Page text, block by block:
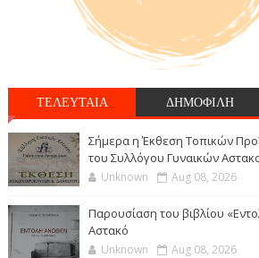
ΤΕΛΕΥΤΑΙΑ ΔΗΜΟΦΙΛΗ
Σήμερα η Έκθεση Τοπικών
του Συλλόγου Γυναικών
Unknown Aug 08, 2026
Παρουσίαση του βιβλίου
Αστακό
Unknown Aug 08, 2026